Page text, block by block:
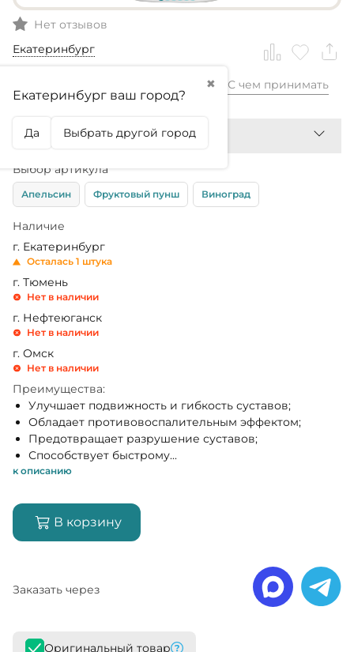
Нет отзывов
Екатеринбург
✖
Екатеринбург ваш город?
Да Выбрать другой город
4 440,99₽ С чем принимать
Выбор артикула
Апельсин Фруктовый пунш Виноград
Наличие
г. Екатеринбург
Осталась 1 штука
г. Тюмень
Нет в наличии
г. Нефтеюганск
Нет в наличии
г. Омск
Нет в наличии
Преимущества:
Улучшает подвижность и гибкость суставов;
Обладает противовоспалительным эффектом;
Предотвращает разрушение суставов;
Способствует быстрому...
к описанию
В корзину
Заказать через
Оригинальный товар